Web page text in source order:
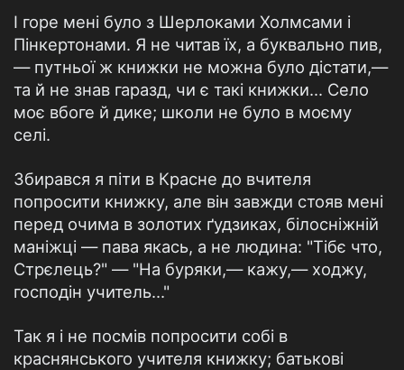
І горе мені було з Шерлоками Холмсами і
Пінкертонами. Я не читав їх, а буквально пив,
— путньої ж книжки не можна було дістати,—
та й не знав гаразд, чи є такі книжки... Село
моє вбоге й дике; школи не було в моєму
селі.
Збирався я піти в Красне до вчителя
попросити книжку, але він завжди стояв мені
перед очима в золотих ґудзиках, білосніжній
маніжці — пава якась, а не людина: "Тібє что,
Стрєлець?" — "На буряки,— кажу,— ходжу,
господін учитель..."
Так я і не посмів попросити собі в
краснянського учителя книжку; батькові